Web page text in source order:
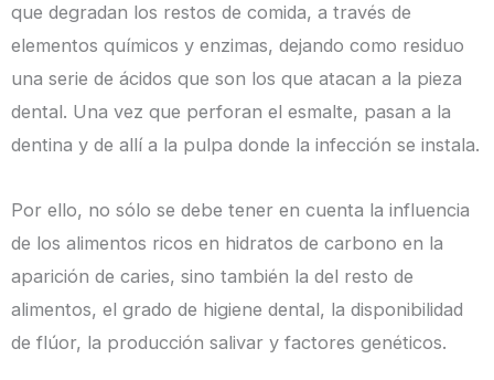
que degradan los restos de comida, a través de
elementos químicos y enzimas, dejando como residuo
una serie de ácidos que son los que atacan a la pieza
dental. Una vez que perforan el esmalte, pasan a la
dentina y de allí a la pulpa donde la infección se instala.
Por ello, no sólo se debe tener en cuenta la influencia
de los alimentos ricos en hidratos de carbono en la
aparición de caries, sino también la del resto de
alimentos, el grado de higiene dental, la disponibilidad
de flúor, la producción salivar y factores genéticos.